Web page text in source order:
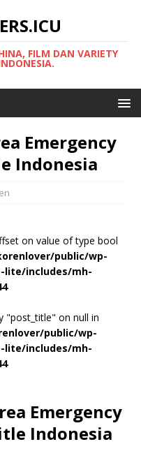
FILM DAN VARIETY
Emergency
Indonesia
on value of type bool
public/wp-
lite/includes/mh-
"post_title" on null in
public/wp-
lite/includes/mh-
Emergency
Indonesia